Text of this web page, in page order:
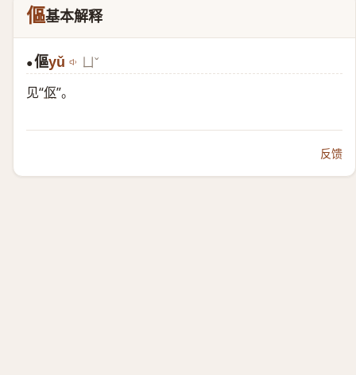
傴基本解释
●傴yǔ ㄩˇ
见“伛”。
反馈